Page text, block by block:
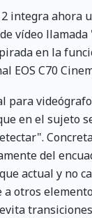
2 integra ahora
vídeo llamada
en la
EOS C70
para
en el sujeto
del
actual y no
otros